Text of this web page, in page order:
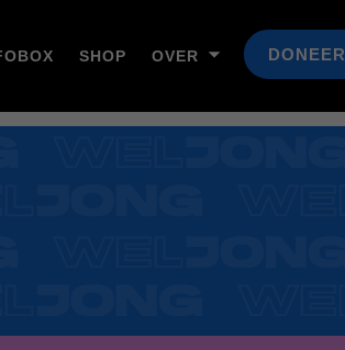
SHOP OVER DONEER